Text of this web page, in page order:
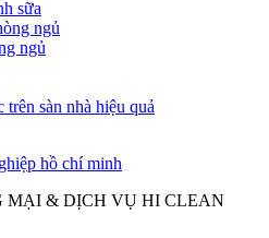
sữa
ngủ
MẠI & DỊCH VỤ HI CLEAN